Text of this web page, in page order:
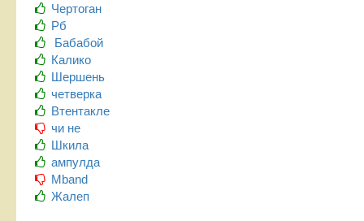
Чертоган
Рб
Бабабой
Калико
Шершень
четверка
Втентакле
чи не
Шкила
ампулда
Mband
Жалеп